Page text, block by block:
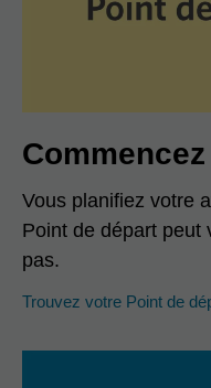
Vous planifiez votre
Point de départ peut
pas.
Trouvez votre Point de